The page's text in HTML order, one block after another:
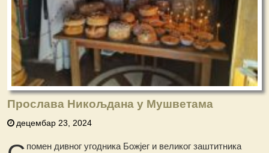
Прослава Никољдана у Мушветама
децембар 23, 2024
помен дивног угодника Божјег и великог заштитника